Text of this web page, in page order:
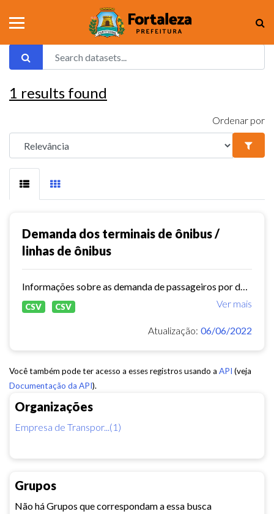
Organizações
Empresa de Transpor...(1)
Grupos
Não há Grupos que correspondam a essa busca
1 results found
Ordenar por
Demanda dos terminais de ônibus /
linhas de ônibus
Ver mais
CSV CSV
Atualização: 06/06/2022
Você também pode ter acesso a esses registros usando a API (veja
Documentação da API).